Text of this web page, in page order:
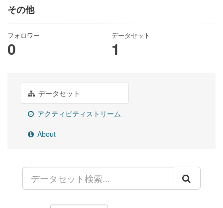
その他
フォロワー
0
データセット
1
データセット
アクティビティストリーム
About